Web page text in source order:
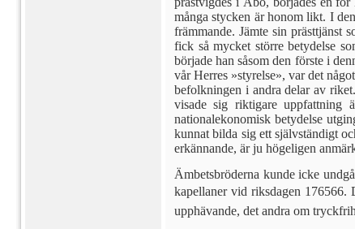
många stycken är honom likt. I
främmande. Jämte sin prästtjänst
fick så mycket större betydelse
började han såsom den förste i
vår Herres »styrelse», var det
befolkningen i andra delar av
visade sig riktigare uppfattning
nationalekonomisk betydelse
kunnat bil­da sig ett självständigt
erkännande, är ju högeligen
Ämbetsbröderna kunde icke
kapellaner vid riksdagen
upphävande, det andra om